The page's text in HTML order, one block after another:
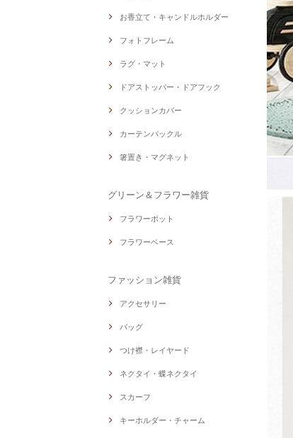
お香立て・キャンドルホルダー
フォトフレーム
ラグ・マット
ドアストッパー・ドアフック
クッションカバー
カーテンバックル
箸置き・マグネット
グリーン＆フラワー雑貨
フラワーポット
フラワーベース
ファッション雑貨
アクセサリー
バッグ
つけ襟・レイヤード
ネクタイ・蝶ネクタイ
スカーフ
キーホルダー・チャーム